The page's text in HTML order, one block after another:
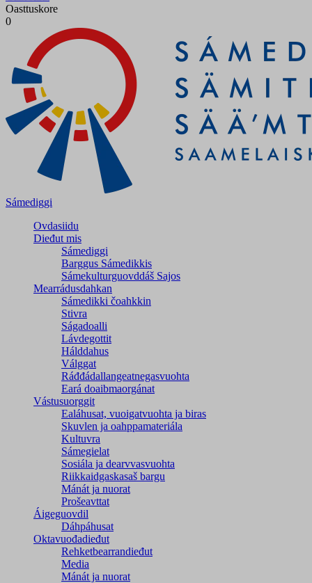
Oasttuskore
0
Sámediggi
Ovdasiidu
Dieđut mis
Sámediggi
Barggus Sámedikkis
Sámekulturguovddáš Sajos
Mearrádusdahkan
Sámedikki čoahkkin
Stivra
Ságadoalli
Lávdegottit
Hálddahus
Válggat
Ráđđádallangeatnegas­vuohta
Eará doaibmaorgánat
Vástusuorggit
Ealáhusat, vuoigatvuohta ja biras
Skuvlen ja oahppamateriála
Kultuvra
Sámegielat
Sosiála ja dearvvasvuohta
Riikkaidgaskasaš bargu
Mánát ja nuorat
Prošeavttat
Áigeguovdil
Dáhpáhusat
Oktavuođadieđut
Rehketbearrandieđut
Media
Mánát ja nuorat